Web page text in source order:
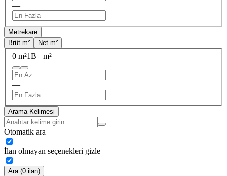
—
Metrekare
Brüt m²
Net m²
0 m²1B+ m²
—
Arama Kelimesi
Otomatik ara
İlan olmayan seçenekleri gizle
Ara (0 ilan)